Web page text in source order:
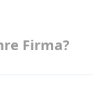
Firma?